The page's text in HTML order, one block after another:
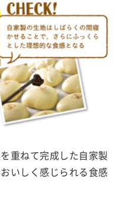
重ねて完成した自家製
いしく感じられる食感